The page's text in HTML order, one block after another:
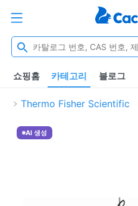
쇼핑홈 카테고리 블로그
Thermo Fisher Scientific
AI 생성